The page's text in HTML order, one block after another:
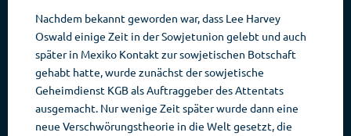
Nachdem bekannt geworden war, dass Lee Harvey
Oswald einige Zeit in der Sowjetunion gelebt und auch
später in Mexiko Kontakt zur sowjetischen Botschaft
gehabt hatte, wurde zunächst der sowjetische
Geheimdienst KGB als Auftraggeber des Attentats
ausgemacht. Nur wenige Zeit später wurde dann eine
neue Verschwörungstheorie in die Welt gesetzt, die